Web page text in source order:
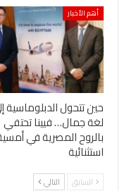
أهم الأخبار
حين تتحول الدبلوماسية
لغة جمال… فيينا تحتفي
بالروح المصرية في
استثنائية
السابق التالي